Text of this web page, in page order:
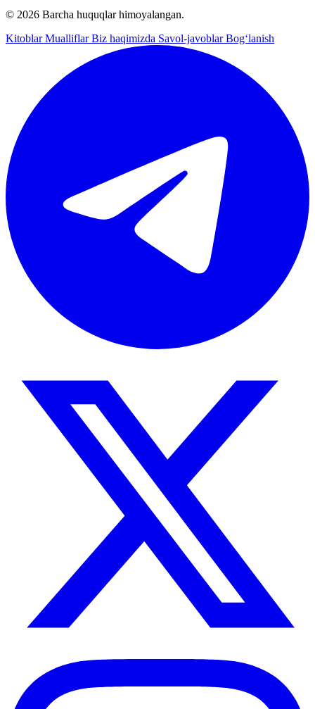
© 2026 Barcha huquqlar himoyalangan.
KitoblarMualliflarBiz haqimizda Savol-javoblarBog‘lanish